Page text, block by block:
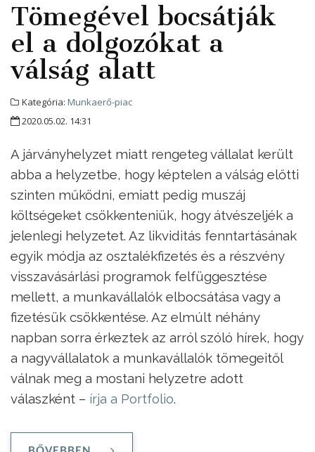
Tömegével bocsátják
el a dolgozókat a
válság alatt
Kategória: Munkaerő-piac
2020.05.02. 14:31
A járványhelyzet miatt rengeteg vállalat került
abba a helyzetbe, hogy képtelen a válság előtti
szinten működni, emiatt pedig muszáj
költségeket csökkenteniük, hogy átvészeljék a
jelenlegi helyzetet. Az likviditás fenntartásának
egyik módja az osztalékfizetés és a részvény
visszavásárlási programok felfüggesztése
mellett, a munkavállalók elbocsátása vagy a
fizetésük csökkentése. Az elmúlt néhány
napban sorra érkeztek az arról szóló hírek, hogy
a nagyvállalatok a munkavállalók tömegeitől
válnak meg a mostani helyzetre adott
válaszként – írja a Portfolio.